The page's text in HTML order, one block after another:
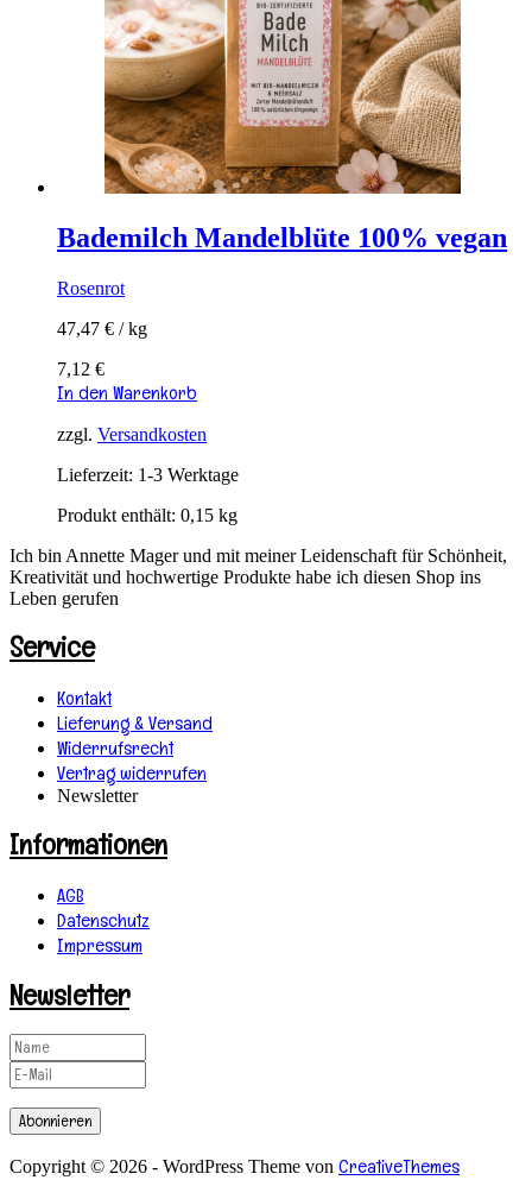
Bademilch Mandelblüte 100% vegan
Rosenrot
47,47 € /kg
7,12 €
In den Warenkorb
zzgl. Versandkosten
Lieferzeit: 1-3 Werktage
Produkt enthält: 0,15 kg
Ich bin Annette Mager und mit meiner Leidenschaft für Schönheit,
Kreativität und hochwertige Produkte habe ich diesen Shop ins
Leben gerufen
Service
Kontakt
Lieferung & Versand
Widerrufsrecht
Vertrag widerrufen
Newsletter
Informationen
AGB
Datenschutz
Impressum
Newsletter
Abonnieren
Copyright © 2026 - WordPress Theme von CreativeThemes